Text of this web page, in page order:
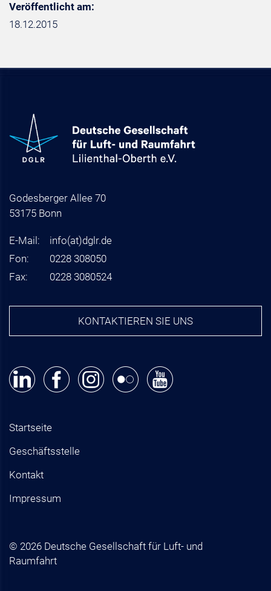
Veröffentlicht am:
18.12.2015
Godesberger Allee 70
53175 Bonn
E-Mail: info(at)dglr.de
Fon:
0228 308050
Fax:
0228 3080524
KONTAKTIEREN SIE UNS
Startseite
Geschäftsstelle
Kontakt
Impressum
© 2026 Deutsche Gesellschaft für Luft- und
Raumfahrt